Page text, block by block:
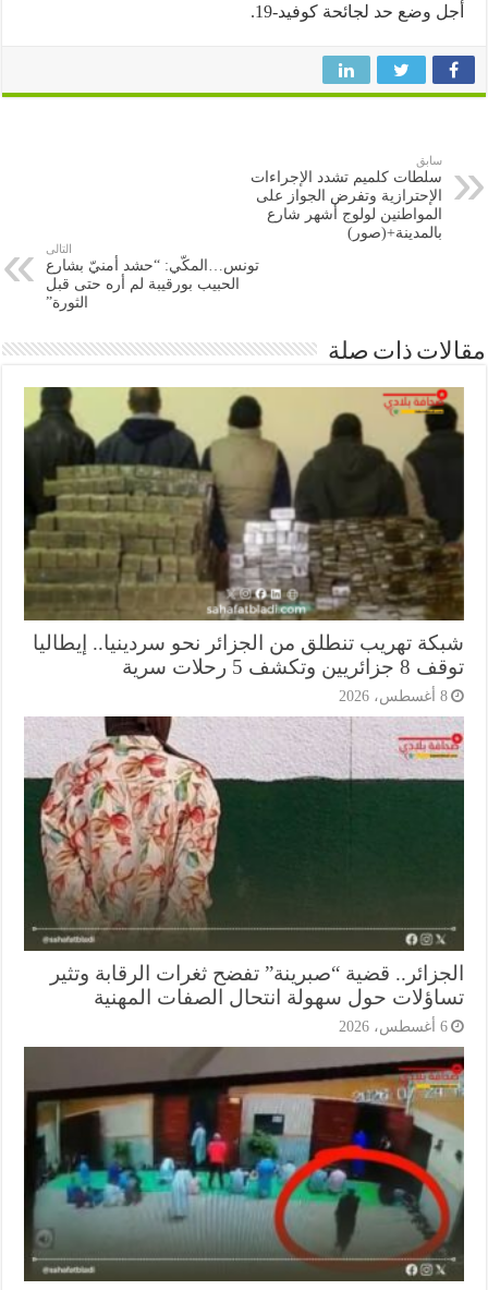
وضع حد لجائحة كوفيد-19.
سلطات كلميم تشدد الإجراءات
الإحترازية وتفرض الجواز على
المواطنين لولوج أشهر شارع
بالمدينة+(صور)
تونس…المكّي: “حشد أمنيّ بشارع
الحبيب بورقيبة لم أره حتى قبل
ذات صلة
تهريب تنطلق من الجزائر نحو سردينيا.. إيطاليا
وتكشف 5 رحلات سرية
قضية “صبرينة” تفضح ثغرات الرقابة وتثير
حول سهولة انتحال الصفات المهنية